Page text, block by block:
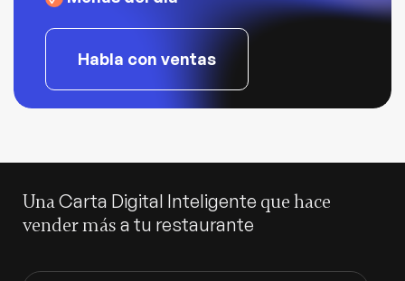
Habla con ventas
UnaCarta Digital Inteligente que hace
vender más a tu restaurante